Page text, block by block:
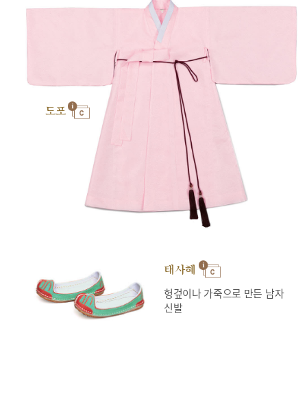
도포
태사혜
헝겊이나 가죽으로 만든 남자
신발